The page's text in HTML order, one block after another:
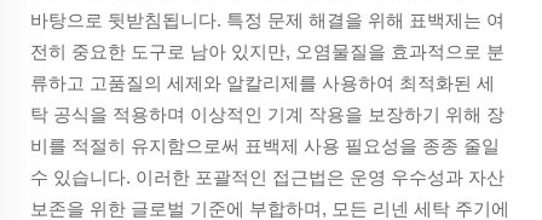
바탕으로 뒷받침됩니다. 특정 문제 해결을 위해 표백제는 여
전히 중요한 도구로 남아 있지만, 오염물질을 효과적으로 분
류하고 고품질의 세제와 알칼리제를 사용하여 최적화된 세
탁 공식을 적용하며 이상적인 기계 작용을 보장하기 위해 장
비를 적절히 유지함으로써 표백제 사용 필요성을 종종 줄일
수 있습니다. 이러한 포괄적인 접근법은 운영 우수성과 자산
보존을 위한 글로벌 기준에 부합하며, 모든 리넨 세탁 주기에